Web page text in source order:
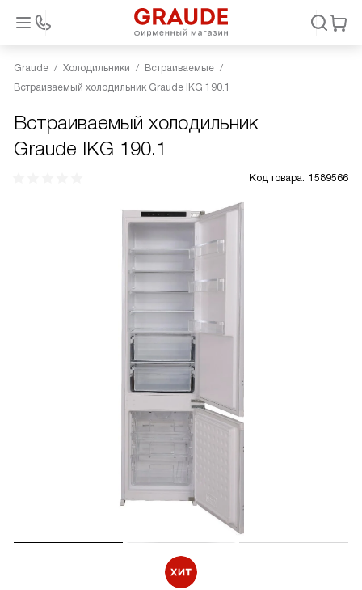
Graude Холодильники
Встраиваемые
Встраиваемый холодильник Graude IKG 190.1
Встраиваемый холодильник
Graude IKG 190.1
Код товара: 1589566